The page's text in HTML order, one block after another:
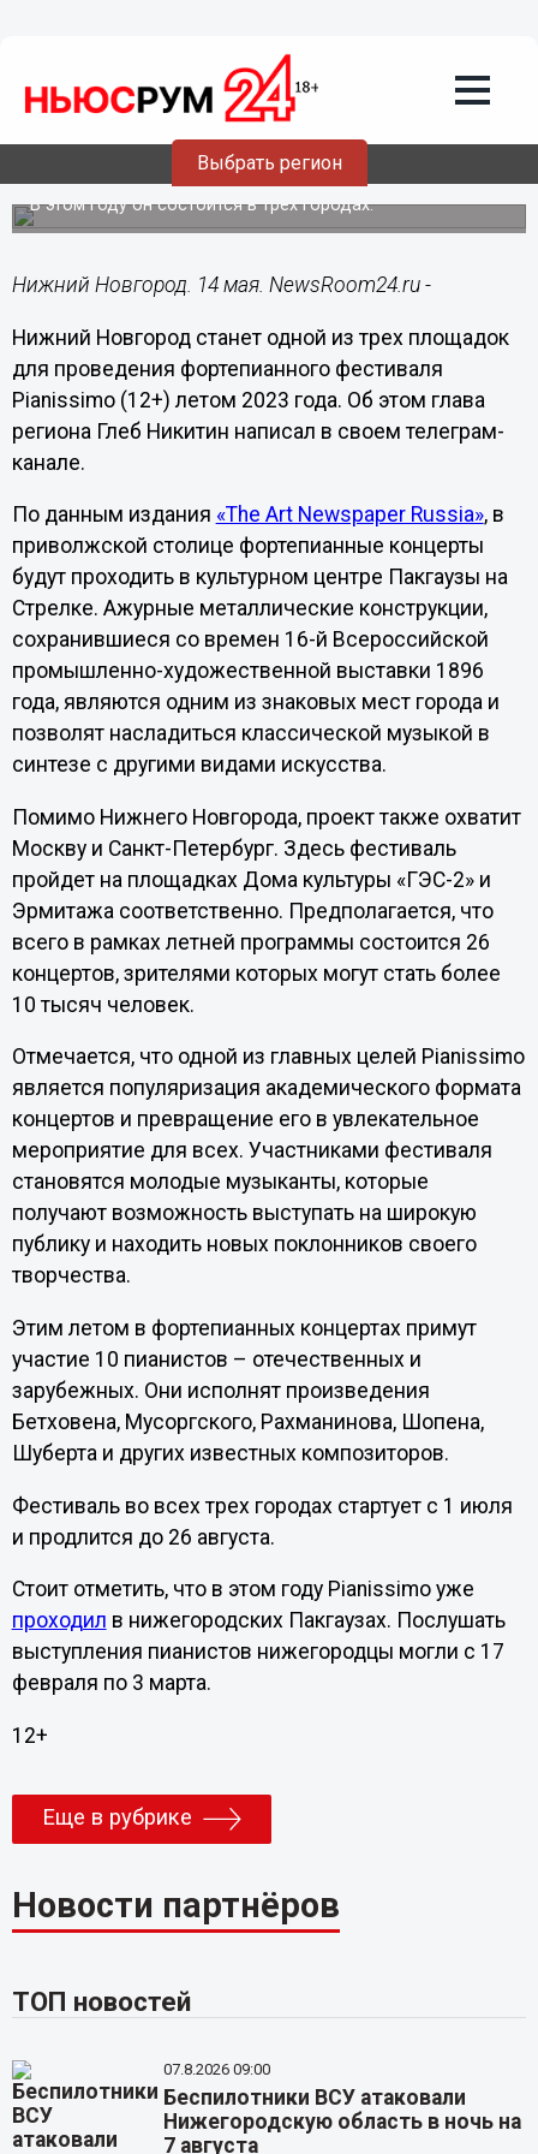
Выбрать регион
Фортепианный фестиваль Pianissimo
стартует в Пакгаузах на Стрелке с 1
В этом году он состоится в трех городах.
Нижний Новгород. 14 мая. NewsRoom24.ru -
Нижний Новгород станет одной из трех площадок
для проведения фортепианного фестиваля
Pianissimo (12+) летом 2023 года. Об этом глава
региона Глеб Никитин написал в своем телеграм-
канале.
По данным издания «The Art Newspaper Russia», в
приволжской столице фортепианные концерты
будут проходить в культурном центре Пакгаузы на
Стрелке. Ажурные металлические конструкции,
сохранившиеся со времен 16-й Всероссийской
промышленно-художественной выставки 1896
года, являются одним из знаковых мест города и
позволят насладиться классической музыкой в
синтезе с другими видами искусства.
Помимо Нижнего Новгорода, проект также охватит
Москву и Санкт-Петербург. Здесь фестиваль
пройдет на площадках Дома культуры «ГЭС-2» и
Эрмитажа соответственно. Предполагается, что
всего в рамках летней программы состоится 26
концертов, зрителями которых могут стать более
10 тысяч человек.
Отмечается, что одной из главных целей Pianissimo
является популяризация академического формата
концертов и превращение его в увлекательное
мероприятие для всех. Участниками фестиваля
становятся молодые музыканты, которые
получают возможность выступать на широкую
публику и находить новых поклонников своего
творчества.
Этим летом в фортепианных концертах примут
участие 10 пианистов – отечественных и
зарубежных. Они исполнят произведения
Бетховена, Мусоргского, Рахманинова, Шопена,
Шуберта и других известных композиторов.
Фестиваль во всех трех городах стартует с 1 июля
и продлится до 26 августа.
Стоит отметить, что в этом году Pianissimo уже
проходил в нижегородских Пакгаузах. Послушать
выступления пианистов нижегородцы могли с 17
февраля по 3 марта.
12+
Еще в рубрике
Новости партнёров
ТОП новостей
07.8.2026 09:00
Беспилотники ВСУ атаковали
Нижегородскую область в ночь на
7 августа